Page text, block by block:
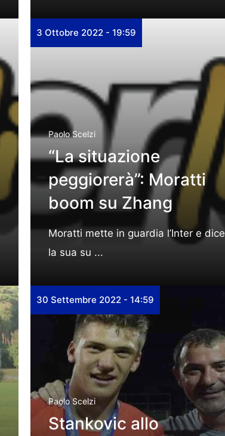
3 Ottobre 2022 - 19:59
Paolo Scelzi
“La situazione
peggiorerà”: Moratti
boom su Zhang
Moratti mette in guardia l’Inter e dice
la sua su ...
30 Settembre 2022 - 14:59
Paolo Scelzi
Stankovic allo